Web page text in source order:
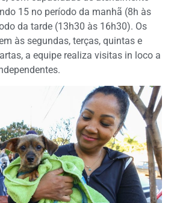
15 no período da manhã (8h às
da tarde (13h30 às 16h30). Os
às segundas, terças, quintas e
a equipe realiza visitas in loco a